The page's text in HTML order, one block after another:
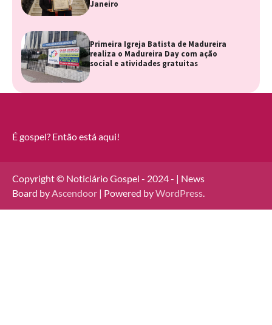
Janeiro
Primeira Igreja Batista de Madureira
realiza o Madureira Day com ação
social e atividades gratuitas
É gospel? Então está aqui!
Copyright © Noticiário Gospel - 2024 - | News
Board by Ascendoor | Powered byWordPress